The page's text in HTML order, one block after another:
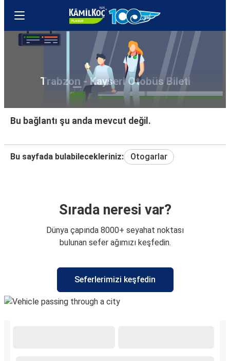
Trabzon - Kayseri Otobüs Bileti
Bu bağlantı şu anda mevcut değil.
Bu sayfada bulabilecekleriniz: Otogarlar
Sırada neresi var?
Dünya çapında 8000+ seyahat noktası
bulunan sefer ağımızı keşfedin.
Seferlerimizi keşfedin